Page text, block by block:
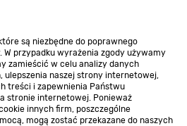
są niezbędne do poprawnego
przypadku wyrażenia zgody używamy
zamieścić w celu analizy danych
naszej strony internetowej,
treści i zapewnienia Państwu
stronie internetowej. Ponieważ
innych firm, poszczególne
mogą zostać przekazane do naszych